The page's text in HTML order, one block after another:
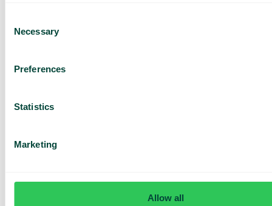
Selection
Necessary
Preferences
Statistics
Marketing
Allow all
tandvård, presenterar vi nu en AI-receptionist...